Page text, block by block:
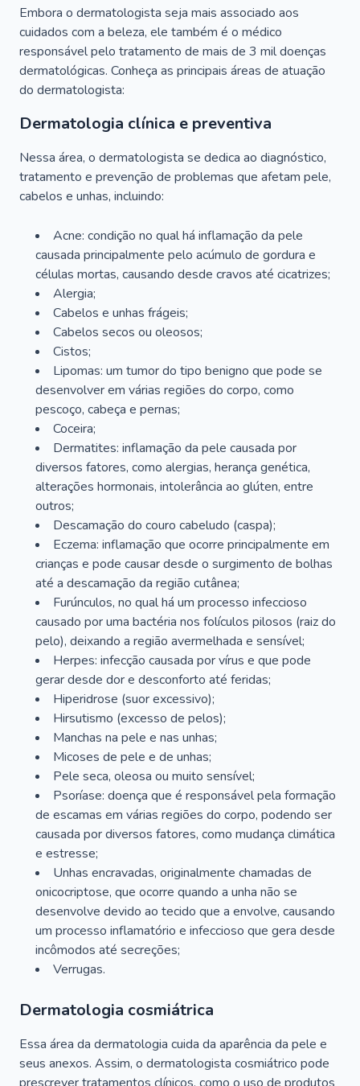
Embora o dermatologista seja mais associado aos
cuidados com a beleza, ele também é o médico
responsável pelo tratamento de mais de 3 mil doenças
dermatológicas. Conheça as principais áreas de atuação
do dermatologista:
Dermatologia clínica e preventiva
Nessa área, o dermatologista se dedica ao diagnóstico,
tratamento e prevenção de problemas que afetam pele,
cabelos e unhas, incluindo:
Acne: condição no qual há inflamação da pele
causada principalmente pelo acúmulo de gordura e
células mortas, causando desde cravos até cicatrizes;
Alergia;
Cabelos e unhas frágeis;
Cabelos secos ou oleosos;
Cistos;
Lipomas: um tumor do tipo benigno que pode se
desenvolver em várias regiões do corpo, como
pescoço, cabeça e pernas;
Coceira;
Dermatites: inflamação da pele causada por
diversos fatores, como alergias, herança genética,
alterações hormonais, intolerância ao glúten, entre
outros;
Descamação do couro cabeludo (caspa);
Eczema: inflamação que ocorre principalmente em
crianças e pode causar desde o surgimento de bolhas
até a descamação da região cutânea;
Furúnculos, no qual há um processo infeccioso
causado por uma bactéria nos folículos pilosos (raiz do
pelo), deixando a região avermelhada e sensível;
Herpes: infecção causada por vírus e que pode
gerar desde dor e desconforto até feridas;
Hiperidrose (suor excessivo);
Hirsutismo (excesso de pelos);
Manchas na pele e nas unhas;
Micoses de pele e de unhas;
Pele seca, oleosa ou muito sensível;
Psoríase: doença que é responsável pela formação
de escamas em várias regiões do corpo, podendo ser
causada por diversos fatores, como mudança climática
e estresse;
Unhas encravadas, originalmente chamadas de
onicocriptose, que ocorre quando a unha não se
desenvolve devido ao tecido que a envolve, causando
um processo inflamatório e infeccioso que gera desde
incômodos até secreções;
Verrugas.
Dermatologia cosmiátrica
Essa área da dermatologia cuida da aparência da pele e
seus anexos. Assim, o dermatologista cosmiátrico pode